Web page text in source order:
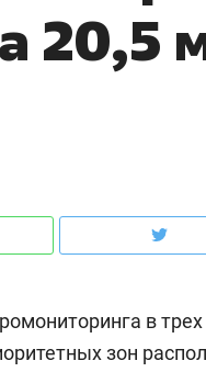
20,5
в
зон
рынки, почему
чем интересен